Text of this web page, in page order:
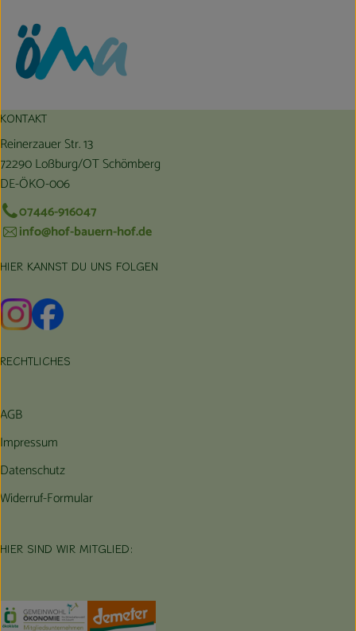
KONTAKT
Reinerzauer Str. 13
72290 Loßburg/OT Schömberg
DE-ÖKO-006
07446-916047
info@hof-bauern-hof.de
HIER KANNST DU UNS FOLGEN
Externer Link zu https://www.instagram.com/hofbauernhof/
Externer Link zu https://www.facebook.com/
RECHTLICHES
AGB
Impressum
Datenschutz
Widerruf-Formular
HIER SIND WIR MITGLIED:
Externer Link zu https://www.oekokiste.de/
Externer Link zu https://germany.econgood.org/